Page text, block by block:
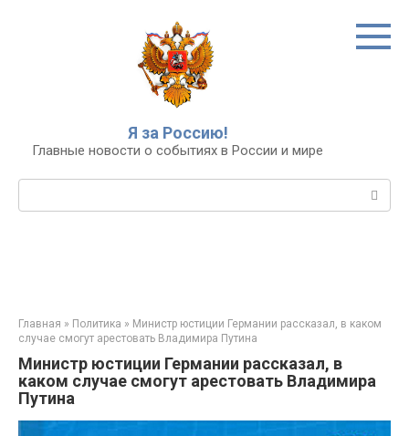
Я за Россию!
Главные новости о событиях в России и мире
Главная » Политика » Министр юстиции Германии рассказал, в каком
случае смогут арестовать Владимира Путина
Министр юстиции Германии рассказал, в
каком случае смогут арестовать Владимира
Путина